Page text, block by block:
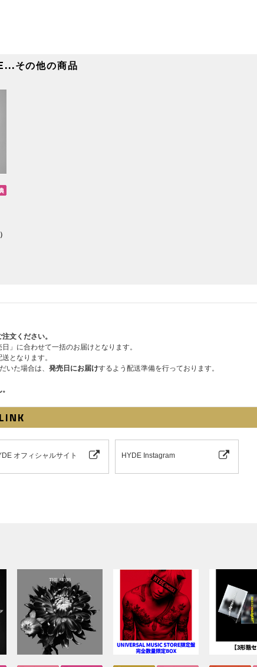
その他の商品
文ください。
」に合わせて一括のお届けとなります。
となります。
いた場合は、 発売日にお届けするよう配送準備を行っております。
LINK
オフィシャルサイト HYDE Instagram